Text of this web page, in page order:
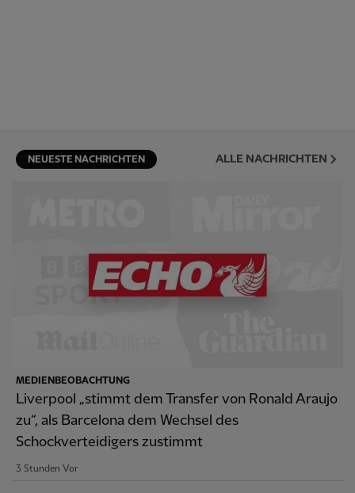
NEUESTE NACHRICHTEN ALLE NACHRICHTEN
MEDIENBEOBACHTUNG
Liverpool „stimmt dem Transfer von Ronald Araujo
zu“, als Barcelona dem Wechsel des
Schockverteidigers zustimmt
3 Stunden Vor